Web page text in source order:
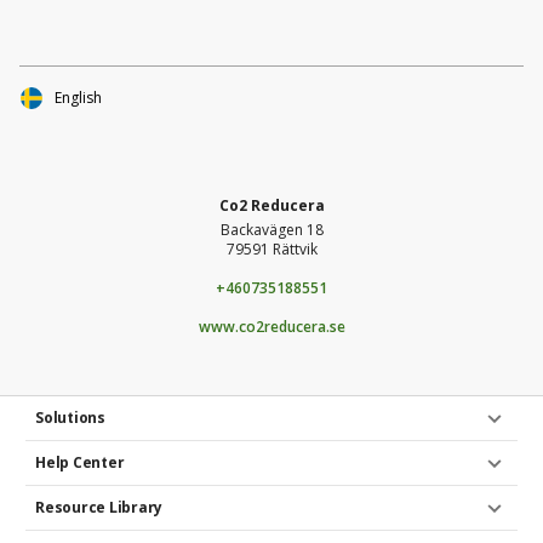
uppdateringar hur insamlingen går och senaste nytt.Tack för
din hjälp, tillsammans gör vi skillnad!
Co2 Reducera
Backavägen 18
79591 Rättvik
+460735188551
www.co2reducera.se
Solutions
Help Center
Resource Library
English